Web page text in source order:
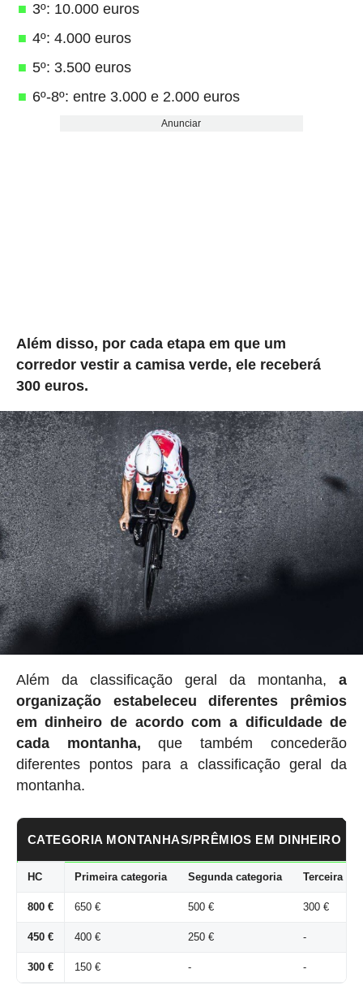
3º: 10.000 euros
4º: 4.000 euros
5º: 3.500 euros
6º-8º: entre 3.000 e 2.000 euros
Anunciar
Além disso, por cada etapa em que um
corredor vestir a camisa verde, ele receberá
300 euros.
Além da classificação geral da montanha,a
organização estabeleceu
diferentes prêmios
em dinheiro de acordo com a dificuldade de
cada montanha, que também concederão
diferentes pontos para a classificação geral da
montanha.
CATEGORIA MONTANHAS/PRÊMIOS EM DINHEIRO
HC Primeira categoria Segunda categoria Terceira
800 € 650 € 500 € 300 €
450 € 400 € 250 € -
300 € 150 € - -